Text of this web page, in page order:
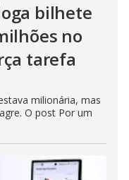
bilhete
no
tarefa
milionária, mas
O post Por um